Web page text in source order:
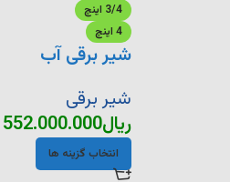
3/4 اینچ
4 اینچ
شیر برقی آب
شیر برقی
ریال552.000.000
انتخاب گزینه ها